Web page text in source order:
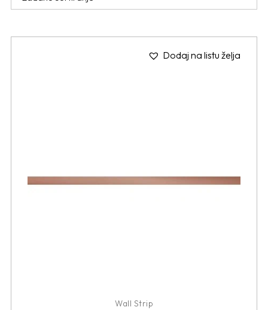
Dodaj na listu želja
Wall Strip